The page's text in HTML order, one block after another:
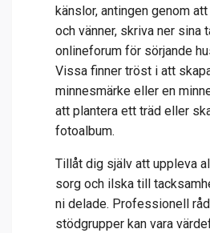
känslor, antingen genom
och vänner, skriva ner sina
onlineforum för sörjande
Vissa finner tröst i att
minnesmärke eller en
att plantera ett träd eller
fotoalbum.
Tillåt dig själv att uppleva
sorg och ilska till
ni delade. Professionell
stödgrupper kan vara